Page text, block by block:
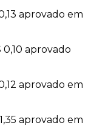
aprovado em
aprovado
aprovado em
aprovado em